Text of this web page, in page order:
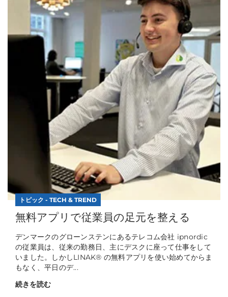
トピック - TECH & TREND
無料アプリで従業員の足元を整える
デンマークのグローンステンにあるテレコム会社 ipnordic
の従業員は、従来の勤務日、主にデスクに座って仕事をして
いました。しかしLINAK® の無料アプリを使い始めてからま
もなく、平日のデ...
続きを読む